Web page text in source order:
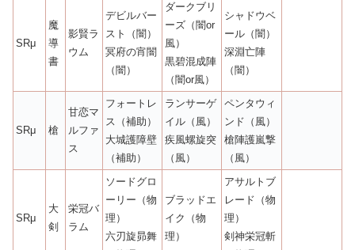
SRμ
魔
導
書
影賢ラ
ウム
デビルバー
スト（闇）
冥府の宵闇
（闇）
ダークブリ
ーズ（闇or
風）
黒碧混成陣
（闇or風）
シャドウベ
ール（闇）
深淵亡陣
（闇）
SRμ 槍
甘恋マ
ルファ
ス
フォートレ
ス（補助）
大城護障壁
（補助）
ランサーゲ
イル（風）
疾風螺旋突
（風）
ペンタウィ
ンド（風）
槍陣護嵐撃
（風）
SRμ
大
剣
栄冠バ
ラム
ソードグロ
ーリー（物
理）
六刃旋昴舞
ブラッドエ
イク（物
理）
アサルトブ
レード（物
理）
剣神栄冠斬